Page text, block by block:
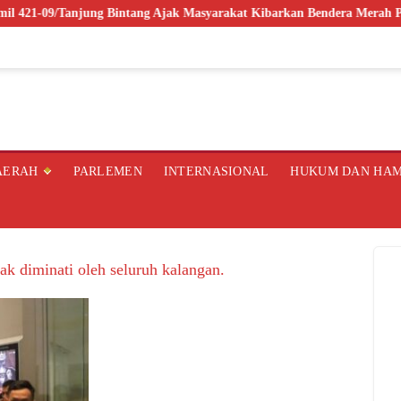
Bintang Ajak Masyarakat Kibarkan Bendera Merah Putih,
PARLEMEN INTERNASIONAL HUKUM DAN
diminati oleh seluruh kalangan.